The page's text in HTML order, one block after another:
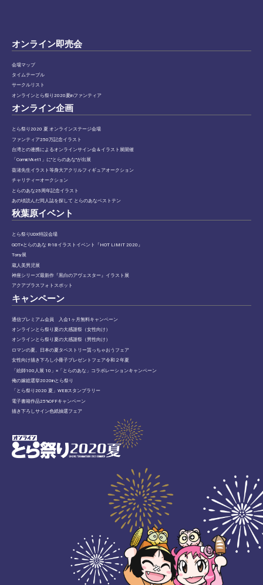
オンライン即売会
会場マップ
タイムテーブル
サークルリスト
オンラインとら祭り2020夏inファンティア
オンライン企画
とら祭り2020 夏 オンラインステージ会場
ファンティア250万記念イラスト
台湾との連携によるオンラインサイン会＆イラスト展開催
「ComicVket1」に”とらのあな”が出展
葵渚先生イラスト等身大アクリルフィギュアオークション
チャリティーオークション
とらのあな25周年記念イラスト
あの頃読んだ同人誌を探して とらのあなベストテン
秋葉原イベント
とら祭りUDX特設会場
GOT×とらのあな R-18イラストイベント『HOT LIMIT 2020』
Tony展
蔵人美男児展
神座シリーズ最新作『黒白のアヴェスター』イラスト展
アクアプラスフォトスポット
キャンペーン
通信プレミアム会員 入会1ヶ月無料キャンペーン
オンラインとら祭り夏の大感謝祭（女性向け）
オンラインとら祭り夏の大感謝祭（男性向け）
ロマンの夏、日本の夏タペストリー貰っちゃおうフェア
女性向け描き下ろし小冊子プレゼントフェア令和２年夏
「絵師100人展 10」×「とらのあな」コラボレーションキャンペーン
俺の嫁総選挙2020inとら祭り
「とら祭り2020 夏」WEBスタンプラリー
電子書籍作品25%OFFキャンペーン
描き下ろしサイン色紙抽選フェア